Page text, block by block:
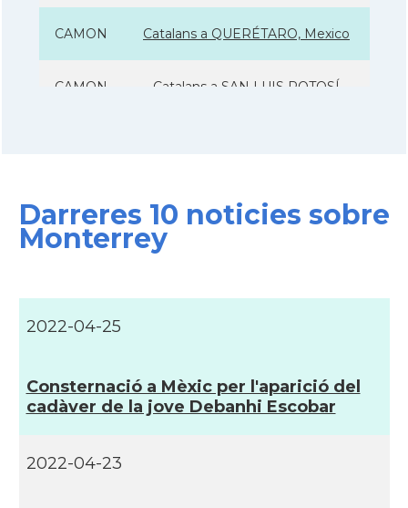
CAMON Catalans a QUERÉTARO, Mexico
CAMON Catalans a SAN LUIS POTOSÍ
CAMON Catalans a VILLAHERMOSA
Casal Casal Virolai
Casal Orfeó Català de Mèxic
Acció
Darreres 10 noticies sobre
Monterrey
2022-04-25
Consternació a Mèxic per l'aparició del
cadàver de la jove Debanhi Escobar
2022-04-23